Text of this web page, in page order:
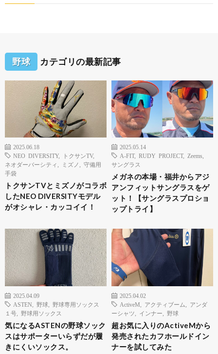
野球 カテゴリの最新記事
2025.06.18
NEO DIVERSITY, トクサンTV,
ネオダーバーシティ
ミズノ
守備用
手袋
トクサンTVとミズノがコラボ
したNEO DIVERSITYモデル
がオシャレ・カッコイイ！
2025.05.14
A-FIT, RUDY PROJECT, Zeems
サングラス
メガネの本場・福井からアジ
アンフィットサングラスをゲ
ット！【サングラスプロショ
ップトライ】
2025.04.09
ASTEN
野球
野球専用ソックス
１号
野球用ソックス
気になるASTENの野球ソック
スはサポーターいらずだが履
きにくいソックス。
2025.04.02
ActiveM
アクティブーム
アンダ
ーシャツ
インナー 野球
超お気に入りのActiveMから
発売されたカフホールドイン
ナーを試してみた